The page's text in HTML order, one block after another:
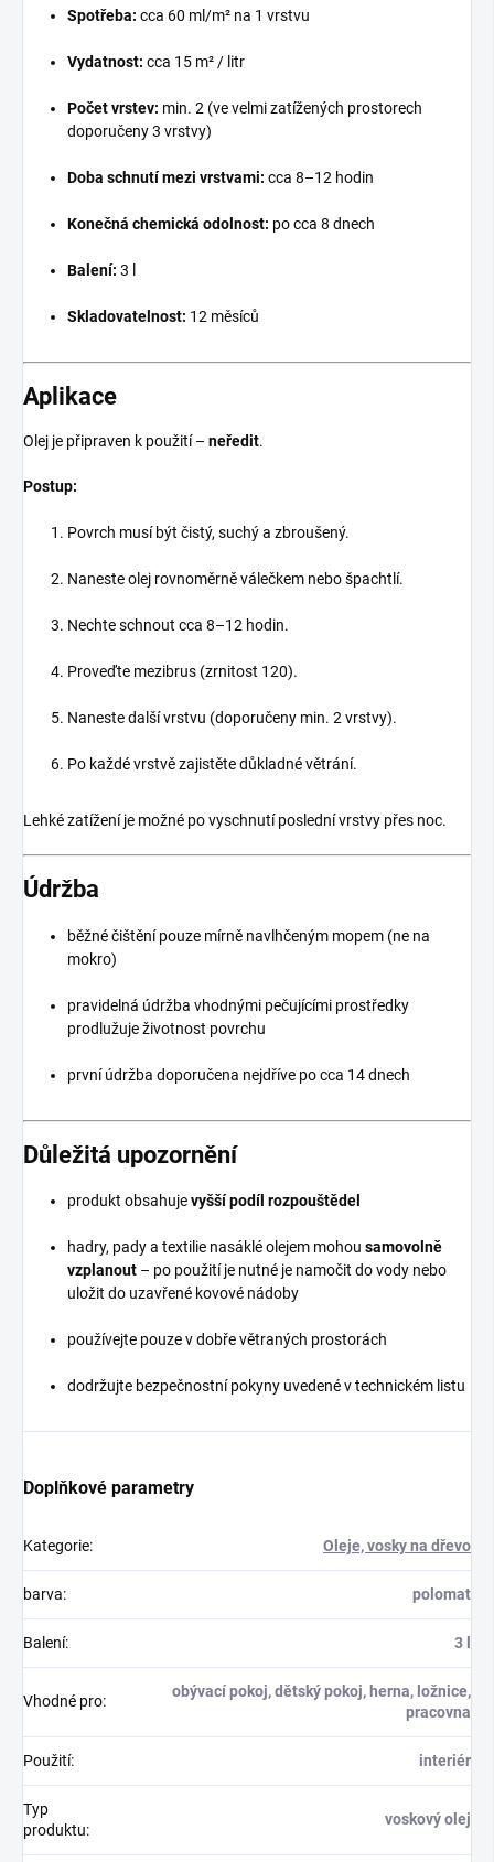
Spotřeba: cca 60 ml/m² na 1 vrstvu
Vydatnost: cca 15 m² / litr
Počet vrstev: min. 2 (ve velmi zatížených prostorech
doporučeny 3 vrstvy)
Doba schnutí mezi vrstvami: cca 8–12 hodin
Konečná chemická odolnost: po cca 8 dnech
Balení: 3 l
Skladovatelnost: 12 měsíců
Aplikace
Olej je připraven k použití – neředit.
Postup:
Povrch musí být čistý, suchý a zbroušený.
Naneste olej rovnoměrně válečkem nebo špachtlí.
Nechte schnout cca 8–12 hodin.
Proveďte mezibrus (zrnitost 120).
Naneste další vrstvu (doporučeny min. 2 vrstvy).
Po každé vrstvě zajistěte důkladné větrání.
Lehké zatížení je možné po vyschnutí poslední vrstvy přes noc.
Údržba
běžné čištění pouze mírně navlhčeným mopem (ne na
mokro)
pravidelná údržba vhodnými pečujícími prostředky
prodlužuje životnost povrchu
první údržba doporučena nejdříve po cca 14 dnech
Důležitá upozornění
produkt obsahujevyšší podíl rozpouštědel
hadry, pady a textilie nasáklé olejem mohou samovolně
vzplanout – po použití je nutné je namočit do vody nebo
uložit do uzavřené kovové nádoby
používejte pouze v dobře větraných prostorách
dodržujte bezpečnostní pokyny uvedené v technickém listu
Doplňkové parametry
Kategorie: Oleje, vosky na dřevo
barva: polomat
Balení: 3 l
Vhodné pro:
obývací pokoj, dětský pokoj, herna, ložnice,
pracovna
Použití: interiér
Typ
produktu:
voskový olej